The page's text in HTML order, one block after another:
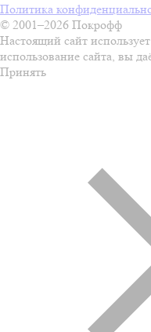
Политика
© 2001–2026 Покрофф
Настоящий сайт
использование сайта, вы
Принять